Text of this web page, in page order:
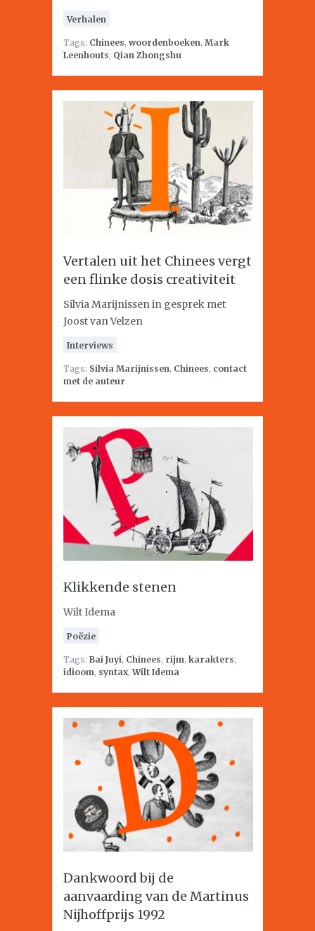
Verhalen
Tags: Chinees, woordenboeken, Mark
Leenhouts, Qian Zhongshu
Vertalen uit het Chinees vergt
een flinke dosis creativiteit
Silvia Marijnissen in gesprek met
Joost van Velzen
Interviews
Tags: Silvia Marijnissen, Chinees, contact
met de auteur
Klikkende stenen
Wilt Idema
Poëzie
Tags: Bai Juyi, Chinees, rijm, karakters,
idioom, syntax,Wilt Idema
Dankwoord bij de
aanvaarding van de Martinus
Nijhoffprijs 1992